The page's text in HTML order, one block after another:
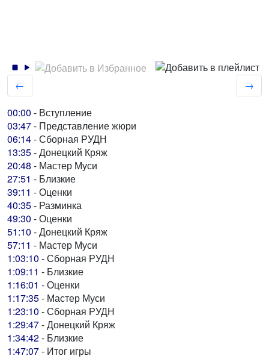
←
→
00:00 - Вступление
03:47- Представление жюри
06:14- Сборная РУДН
13:35- Донецкий Кряж
20:48 - Мастер Муси
27:51 - Близкие
39:11 - Оценки
40:35- Разминка
49:30 - Оценки
51:10 - Донецкий Кряж
57:11 - Мастер Муси
1:03:10 - Сборная РУДН
1:09:11 - Близкие
1:16:01 - Оценки
1:17:35- Мастер Муси
1:23:10 - Сборная РУДН
1:29:47- Донецкий Кряж
1:34:42- Близкие
1:47:07- Итог игры